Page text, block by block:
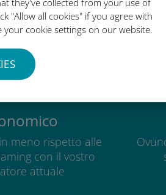
"Allow all cookies" if you agree with
cookie settings on our website.
è così grande
meno rispetto alle
con il vostro
attuale